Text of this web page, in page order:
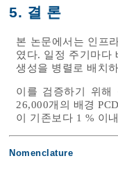
5. 결 론
본 논문에서는 인프
였다. 일정 주기마다
생성을 병렬로 배치
이를 검증하기 위
26,000개의 배경
이 기존보다 1 % 이
Nomenclature